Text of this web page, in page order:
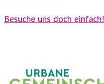
Besuche uns doch einfach!